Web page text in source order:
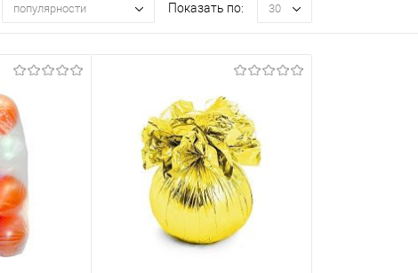
популярности Показать по: 30